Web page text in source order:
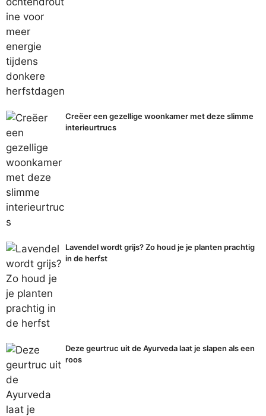
Creëer een gezellige woonkamer met deze slimme
interieurtrucs
Lavendel wordt grijs? Zo houd je je planten prachtig
in de herfst
Deze geurtruc uit de Ayurveda laat je slapen als een
roos